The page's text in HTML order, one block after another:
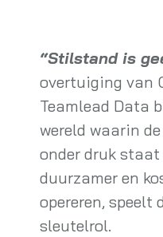
“Stilstand is
overtuiging van
Teamlead Data
wereld waarin
onder druk
duurzamer en
opereren, speelt
sleutelrol.